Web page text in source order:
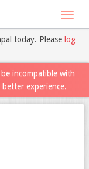
today. Please log
incompatible with
experience.